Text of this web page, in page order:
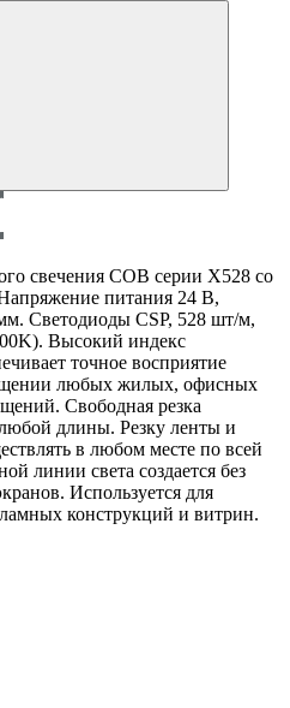
свечения COB серии X528 со
питания 24 В,
Светодиоды CSP, 528 шт/м,
Высокий индекс
точное восприятие
любых жилых, офисных
Свободная резка
длины. Резку ленты и
в любом месте по всей
линии света создается без
Используется для
конструкций и витрин.